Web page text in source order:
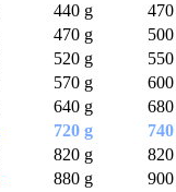
440 g
470 g
520 g
570 g
640 g
720 g
820 g
880 g